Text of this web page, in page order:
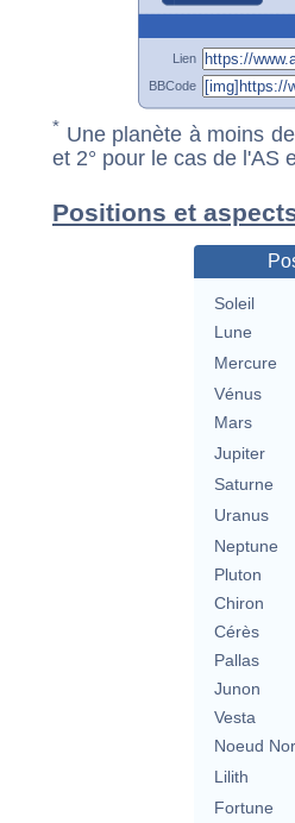
Lien
BBCode
* Une planète à moins
et 2° pour le cas de l'AS
Positions et
Soleil
Lune
Mercure
Vénus
Mars
Jupiter
Saturne
Uranus
Neptune
Pluton
Chiron
Cérès
Pallas
Junon
Vesta
Noeud
Lilith
Fortune